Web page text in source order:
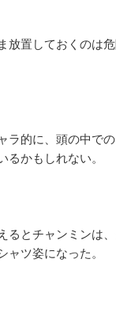
放置しておくのは
ラ的に、頭の中で
るかもしれない。
るとチャンミンは
ャツ姿になった。